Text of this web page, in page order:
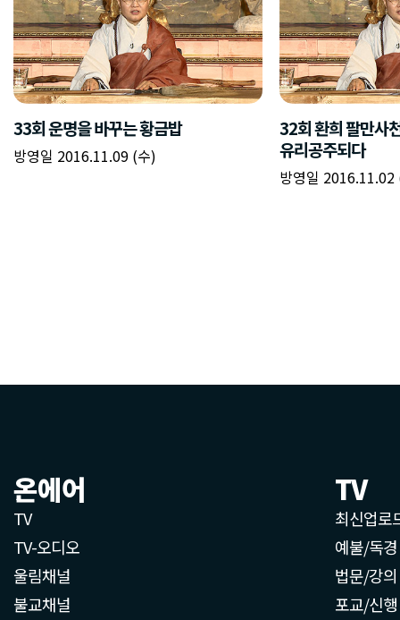
온에어
TV
TV-오디오
울림채널
불교채널
TV
최신업로
예불/독경
법문/강의
포교/신행